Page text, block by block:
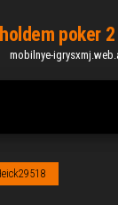
poker
mobilnye-